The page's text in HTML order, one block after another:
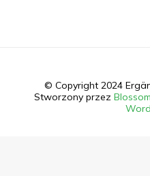
© Copyright 2024
Stworzony przez